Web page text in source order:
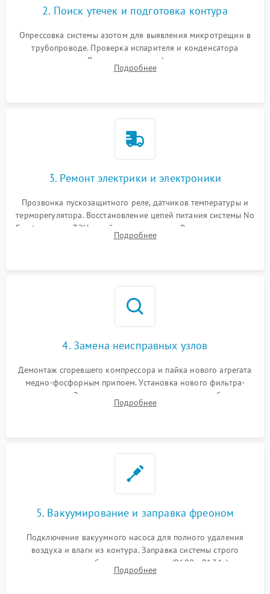
2. Поиск утечек и подготовка контура
Опрессовка системы азотом для выявления микротрещин в
трубопроводе. Проверка испарителя и конденсатора
течеискателем. Демонтаж старого фильтра-осушителя и
продувка капиллярной трубки для устранения засоров.
Подробнее
3. Ремонт электрики и электроники
Прозвонка пускозащитного реле, датчиков температуры и
терморегулятора. Восстановление цепей питания системы No
Frost, включая ТЭН оттайки и вентилятор. Ремонт или замена
платы управления при сбоях алгоритмов.
Подробнее
4. Замена неисправных узлов
Демонтаж сгоревшего компрессора и пайка нового агрегата
медно-фосфорным припоем. Установка нового фильтра-
осушителя. Замена изношенных вентиляторов обдува,
сломанных заслонок или поврежденных дверных петель.
Подробнее
5. Вакуумирование и заправка фреоном
Подключение вакуумного насоса для полного удаления
воздуха и влаги из контура. Заправка системы строго
дозированным объемом хладагента (R600a, R134a) по
электронным весам. Контроль рабочего давления в системе.
Подробнее